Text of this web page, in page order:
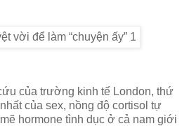
của trường kinh tế London, thứ
của sex, nồng độ cortisol tự
hormone tình dục ở cả nam giới